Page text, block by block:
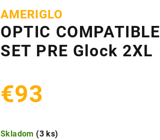
AMERIGLO
OPTIC COMPATIBLE
SET PRE Glock 2XL
€93
cena:
Skladom (3 ks)